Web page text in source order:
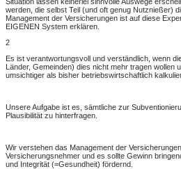
werden, die selbst Teil (und oft genug Nutznießer)
Management der Versicherungen ist auf diese
EIGENEN System erklären.
2
Es ist verantwortungsvoll und verständlich, wenn
Länder, Gemeinden) dies nicht mehr tragen wollen
umsichtiger als bisher betriebswirtschaftlich
Unsere Aufgabe ist es, sämtliche zur
Plausibilität zu hinterfragen.
Wir verstehen das Management der
Versicherungsnehmer und es sollte Gewinn
und Integrität (=Gesundheit) fördernd.